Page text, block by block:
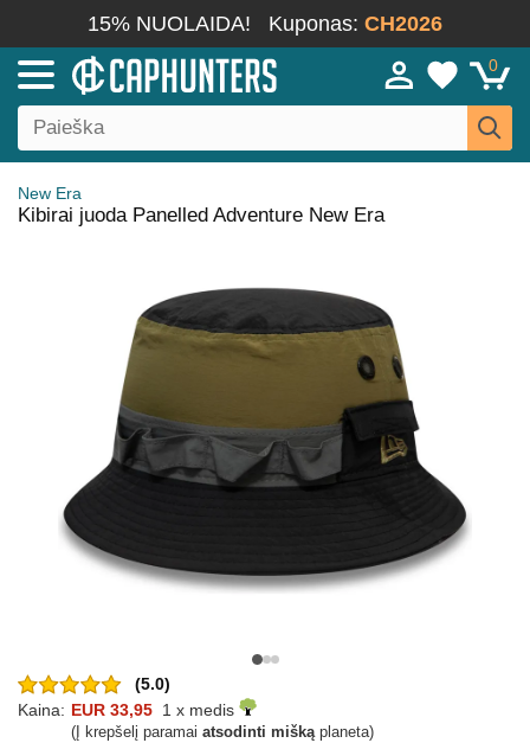
15% NUOLAIDA! Kuponas: CH2026
0
New Era
Kibirai juoda Panelled Adventure New Era
(5.0)
Kaina: EUR 33,95 1 x medis
(Į krepšelį paramai atsodinti miškąplaneta)